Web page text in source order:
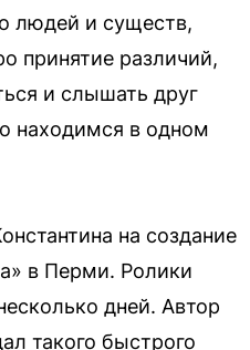
людей и существ,
принятие различий,
и слышать друг
находимся в одном
на создание
в Перми. Ролики
дней. Автор
такого быстрого